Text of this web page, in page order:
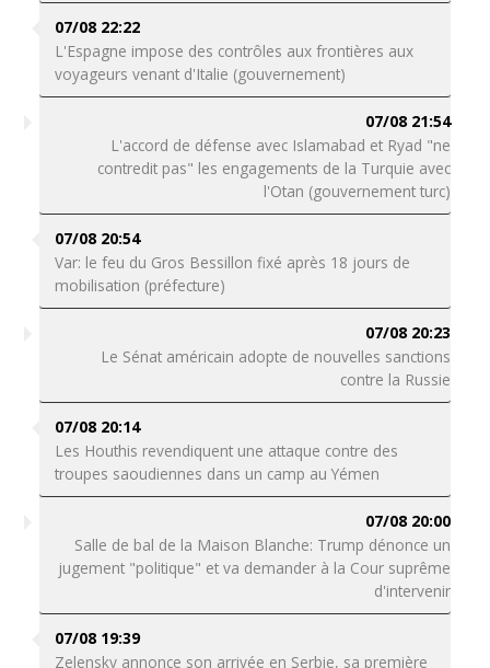
07/08 22:22
L'Espagne impose des contrôles aux frontières aux
voyageurs venant d'Italie (gouvernement)
07/08 21:54
L'accord de défense avec Islamabad et Ryad "ne
contredit pas" les engagements de la Turquie avec
l'Otan (gouvernement turc)
07/08 20:54
Var: le feu du Gros Bessillon fixé après 18 jours de
mobilisation (préfecture)
07/08 20:23
Le Sénat américain adopte de nouvelles sanctions
contre la Russie
07/08 20:14
Les Houthis revendiquent une attaque contre des
troupes saoudiennes dans un camp au Yémen
07/08 20:00
Salle de bal de la Maison Blanche: Trump dénonce un
jugement "politique" et va demander à la Cour suprême
d'intervenir
07/08 19:39
Zelensky annonce son arrivée en Serbie, sa première